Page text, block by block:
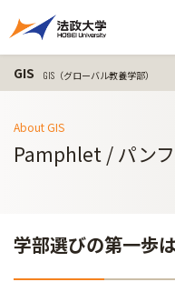
GIS GIS（グローバル教養学部）
About GIS
Pamphlet / パン
学部選びの第一歩